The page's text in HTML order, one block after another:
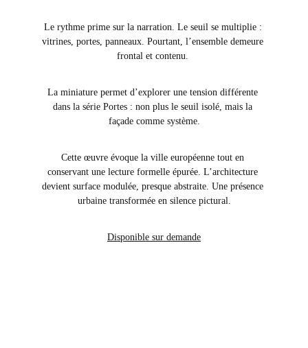
Le rythme prime sur la narration. Le seuil se multiplie :
vitrines, portes, panneaux. Pourtant, l’ensemble demeure
frontal et contenu.
La miniature permet d’explorer une tension différente
dans la série Portes : non plus le seuil isolé, mais la
façade comme système.
Cette œuvre évoque la ville européenne tout en
conservant une lecture formelle épurée. L’architecture
devient surface modulée, presque abstraite. Une présence
urbaine transformée en silence pictural.
Disponible sur demande